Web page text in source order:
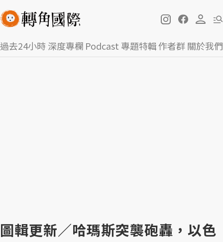
過去24小時深度專欄 Podcast 專題特輯作者群關於我們
圖輯更新／哈瑪斯突襲砲轟，以色